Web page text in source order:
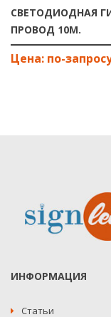
СВЕТОДИОДНАЯ
ПРОВОД 10М.
ИНФОРМАЦИЯ
Статьи